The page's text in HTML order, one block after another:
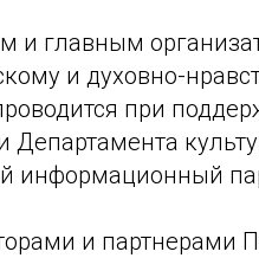
и главным
и духовно-
при
Департамента
информационный
и партнерами